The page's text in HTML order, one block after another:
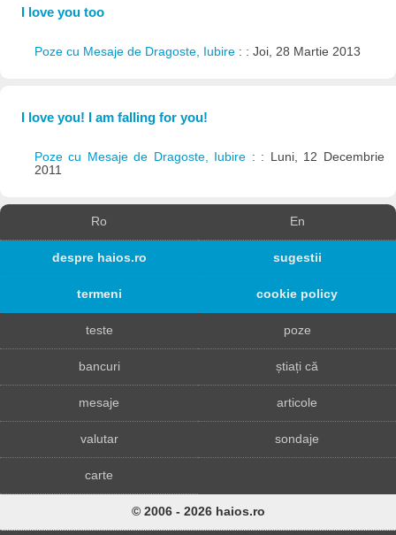
I love you too
Poze cu Mesaje de Dragoste, Iubire : : Joi, 28 Martie 2013
I love you! I am falling for you!
Poze cu Mesaje de Dragoste, Iubire : : Luni, 12 Decembrie
2011
Ro En
despre haios.ro sugestii
termeni cookie policy
teste poze
bancuri știați că
mesaje articole
valutar sondaje
carte
© 2006 - 2026 haios.ro